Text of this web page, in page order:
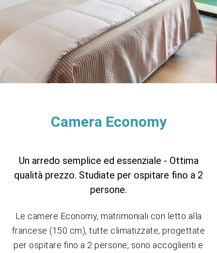
Camera Economy
Un arredo semplice ed essenziale - Ottima
qualità prezzo. Studiate per ospitare fino a 2
persone.
Le camere Economy, matrimoniali con letto alla
francese (150 cm), tutte climatizzate, progettate
per ospitare fino a 2 persone, sono accoglienti e